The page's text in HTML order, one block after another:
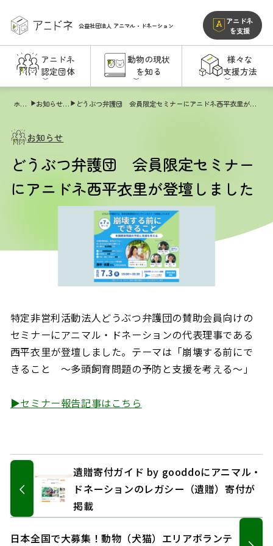
公益社団法人 アニマル・ドネーション
アニドネ
を支援
アニドネ
認定団体
動物の現状
を知る
様々な
支援方法
ホーム お知らせ一覧 どうぶつ弁護団 会員限定セミナーにアニドネ西平衣里が登壇しました
お知らせ
どうぶつ弁護団 会員限定セミナー
にアニドネ西平衣里が登壇しました
特定非営利活動法人どうぶつ弁護団の賛助会員向けの
セミナーにアニマル・ドネーションの代表理事である
西平衣里が登壇しました。テーマは「崩壊する前にで
きること ～多頭飼育問題の予防と支援を考える～」
▶セミナー報告記事はこちら
遺贈寄付ガイド by gooddoにアニマル・
ドネーションのレガシー（遺贈）寄付が
掲載
日本全国で大募集！動物（犬猫）エリアボランテ